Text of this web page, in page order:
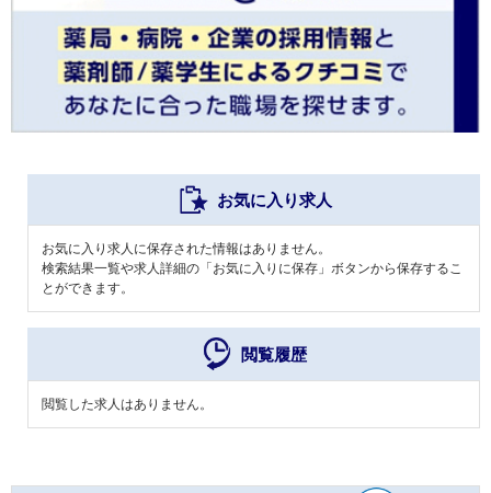
お気に入り求人
お気に入り求人に保存された情報はありません。
検索結果一覧や求人詳細の「お気に入りに保存」ボタンから保存するこ
とができます。
閲覧履歴
閲覧した求人はありません。